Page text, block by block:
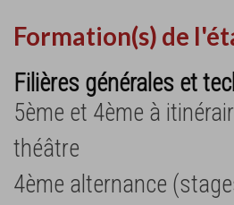
Formation(s) de
Filières générales et
5ème et 4ème à
théâtre
4ème alternance